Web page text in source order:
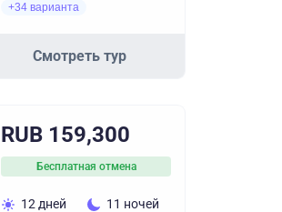
+34 варианта
Смотреть тур
RUB 159,300
Бесплатная отмена
12 дней 11 ночей